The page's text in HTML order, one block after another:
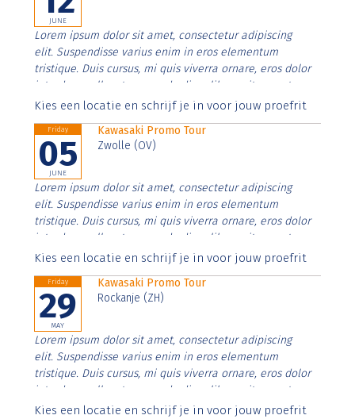
JUNE
Lorem ipsum dolor sit amet, consectetur adipiscing
elit. Suspendisse varius enim in eros elementum
tristique. Duis cursus, mi quis viverra ornare, eros dolor
interdum nulla, ut commodo diam libero vitae erat.
Aenean faucibus nibh et justo cursus id rutrum lorem
Kies een locatie en schrijf je in voor jouw proefrit
Friday
05
JUNE
Kawasaki Promo Tour
Zwolle (OV)
Lorem ipsum dolor sit amet, consectetur adipiscing
elit. Suspendisse varius enim in eros elementum
tristique. Duis cursus, mi quis viverra ornare, eros dolor
interdum nulla, ut commodo diam libero vitae erat.
Aenean faucibus nibh et justo cursus id rutrum lorem
Kies een locatie en schrijf je in voor jouw proefrit
Friday
29
MAY
Kawasaki Promo Tour
Rockanje (ZH)
Lorem ipsum dolor sit amet, consectetur adipiscing
elit. Suspendisse varius enim in eros elementum
tristique. Duis cursus, mi quis viverra ornare, eros dolor
interdum nulla, ut commodo diam libero vitae erat.
Aenean faucibus nibh et justo cursus id rutrum lorem
Kies een locatie en schrijf je in voor jouw proefrit